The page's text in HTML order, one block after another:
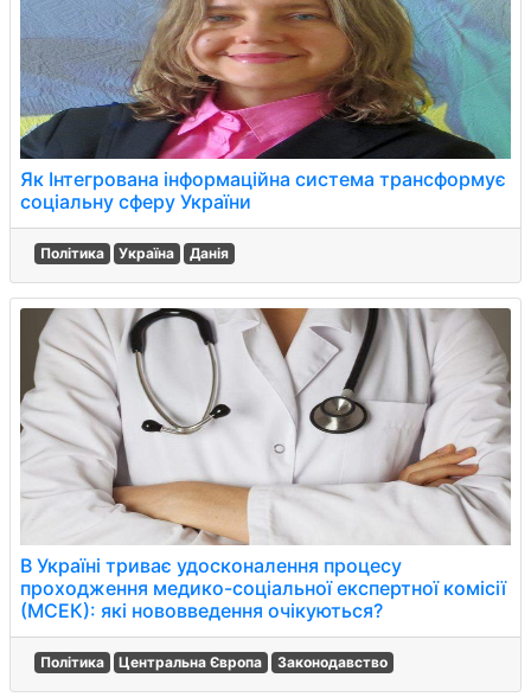
Як Інтегрована інформаційна система трансформує
соціальну сферу України
Політика Україна Данія
В Україні триває удосконалення процесу
проходження медико-соціальної експертної комісії
(МСЕК): які нововведення очікуються?
Політика Центральна Європа Законодавство